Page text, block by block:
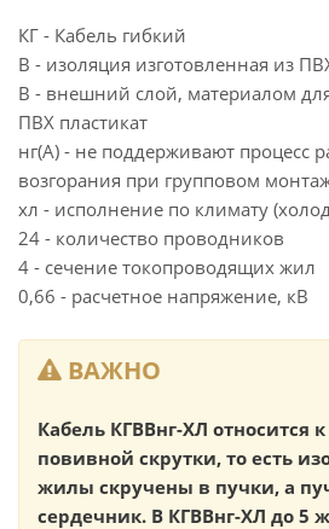
КГ - Кабель гибкий
В - изоляция изготовленная из
В - внешний слой, материалом
ПВХ пластикат
нг(А) - не поддерживают процесс
возгорания при групповом
хл - исполнение по климату
24 - количество проводников
4 - сечение токопроводящих жил
0,66 - расчетное напряжение, кВ
ВАЖНО
Кабель КГВВнг-ХЛ относится
повивной скрутки, то есть
жилы скручены в пучки, а
сердечник. В КГВВнг-ХЛ до 5